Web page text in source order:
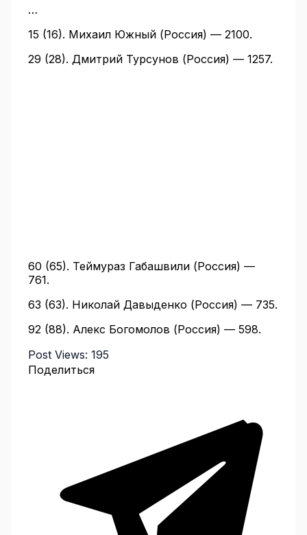
…
15 (16). Михаил Южный (Россия) — 2100.
29 (28). Дмитрий Турсунов (Россия) — 1257.
60 (65). Теймураз Габашвили (Россия) —
761.
63 (63). Николай Давыденко (Россия) — 735.
92 (88). Алекс Богомолов (Россия) — 598.
Post Views: 195
Поделиться